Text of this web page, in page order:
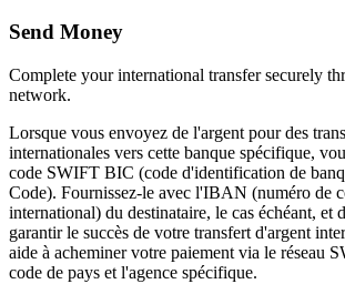
Send Money
Complete your international transfer securely
network.
Lorsque vous envoyez de l'argent pour des
internationales vers cette banque spécifique,
code SWIFT BIC (code d'identification de
Code). Fournissez-le avec l'IBAN (numéro de
international) du destinataire, le cas échéant, et
garantir le succès de votre transfert d'argent
aide à acheminer votre paiement via le réseau
code de pays et l'agence spécifique.